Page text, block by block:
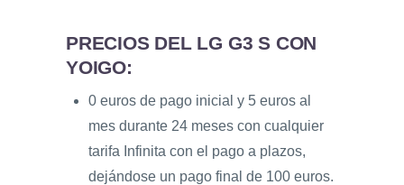
PRECIOS DEL LG G3 S CON
YOIGO:
0 euros de pago inicial y 5 euros al
mes durante 24 meses con cualquier
tarifa Infinita con el pago a plazos,
dejándose un pago final de 100 euros.